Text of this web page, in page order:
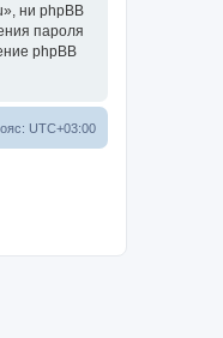
ни phpBB
пароля
phpBB
UTC+03:00